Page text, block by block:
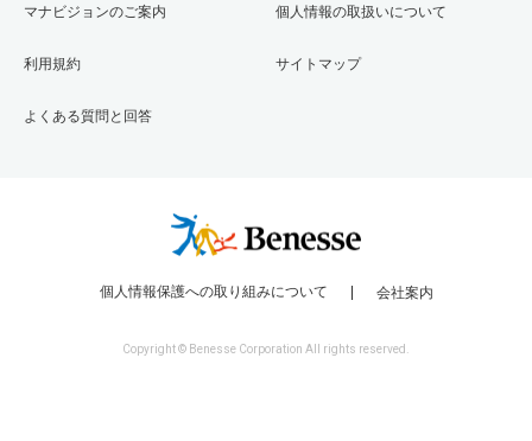
マナビジョンのご案内
利用規約
よくある質問と回答
個人情報の取扱いについて
サイトマップ
個人情報保護への取り組みについて 会社案内
Copyright © Benesse Corporation All rights reserved.